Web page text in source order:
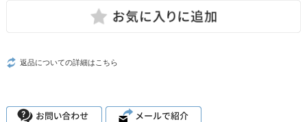
返品についての詳細はこちら